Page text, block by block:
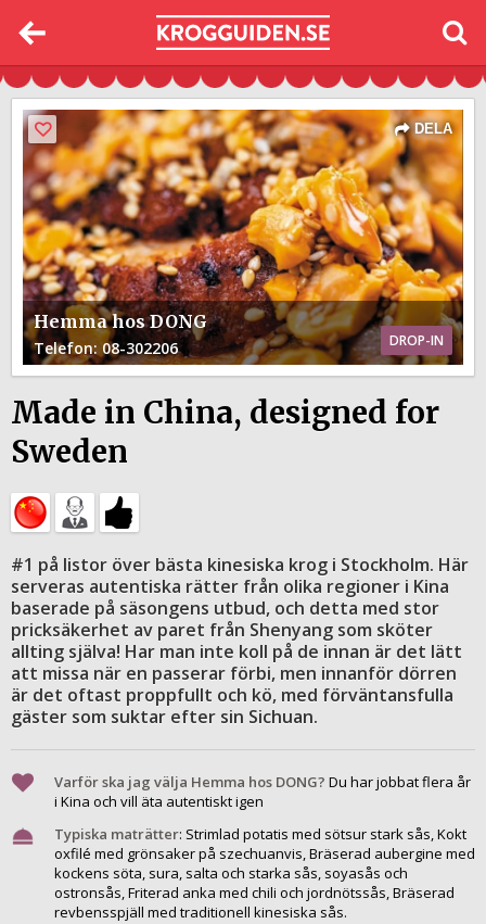
Hemma hos DONG
Telefon: 08-302206 DROP-IN
DELA
Made in China, designed for
Sweden
#1 på listor över bästa kinesiska krog i Stockholm. Här
serveras autentiska rätter från olika regioner i Kina
baserade på säsongens utbud, och detta med stor
pricksäkerhet av paret från Shenyang som sköter
allting själva! Har man inte koll på de innan är det lätt
att missa när en passerar förbi, men innanför dörren
är det oftast proppfullt och kö, med förväntansfulla
gäster som suktar efter sin Sichuan.
Varför ska jag välja Hemma hos DONG? Du har jobbat flera år
i Kina och vill äta autentiskt igen
Typiska maträtter: Strimlad potatis med sötsur stark sås, Kokt
oxfilé med grönsaker på szechuanvis, Bräserad aubergine med
kockens söta, sura, salta och starka sås, soyasås och
ostronsås, Friterad anka med chili och jordnötssås, Bräserad
revbensspjäll med traditionell kinesiska sås.